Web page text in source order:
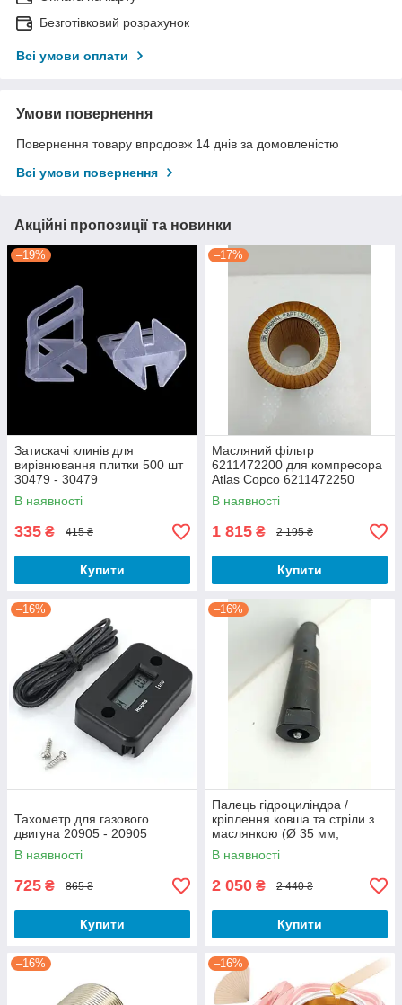
Безготівковий розрахунок
Всі умови оплати
Умови повернення
Повернення товару впродовж 14 днів за домовленістю
Всі умови повернення
Акційні пропозиції та новинки
–19%
Затискачі клинів для
вирівнювання плитки 500 шт
30479 - 30479
В наявності
335 ₴ 415 ₴
Купити
–17%
Масляний фільтр
6211472200 для компресора
Atlas Copco 6211472250
В наявності
1 815 ₴ 2 195 ₴
Купити
–16%
Тахометр для газового
двигуна 20905 - 20905
В наявності
725 ₴ 865 ₴
Купити
–16%
Палець гідроциліндра /
кріплення ковша та стріли з
маслянкою (Ø 35 мм,
довжина 162 мм)
В наявності
2 050 ₴ 2 440 ₴
Купити
–16% –16%